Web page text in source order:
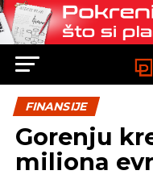
FINANSIJE
Gorenju
miliona